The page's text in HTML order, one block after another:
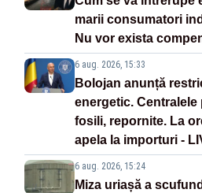
marii consumatori
Nu vor exista
6 aug. 2026, 15:33
Bolojan anunță
energetic.
fosili, repornite. La
apela la importuri -
6 aug. 2026, 15:24
Miza uriașă a